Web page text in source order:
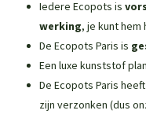
Iedere Ecopots is
werking, je kunt hem
De Ecopots Paris is
Een luxe kunststof
De Ecopots Paris heeft
zijn verzonken (dus